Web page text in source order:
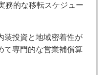
務的な移転スケジュー
装投資と地域密着性が
て専門的な営業補償算